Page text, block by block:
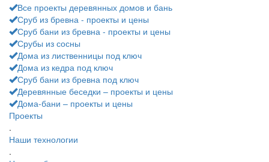
Все проекты деревянных домов и бань
Сруб из бревна - проекты и цены
Сруб бани из бревна - проекты и цены
Срубы из сосны
Дома из лиственницы под ключ
Дома из кедра под ключ
Сруб бани из бревна под ключ
Деревянные беседки – проекты и цены
Дома-бани – проекты и цены
Проекты
.
Наши технологии
.